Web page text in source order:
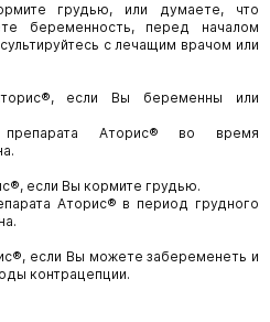
грудью, или думаете, что
беременность, перед началом
с лечащим врачом или
если Вы беременны или
препарата Аторис® во время
если Вы кормите грудью.
Аторис® в период грудного
если Вы можете забеременеть и
контрацепции.